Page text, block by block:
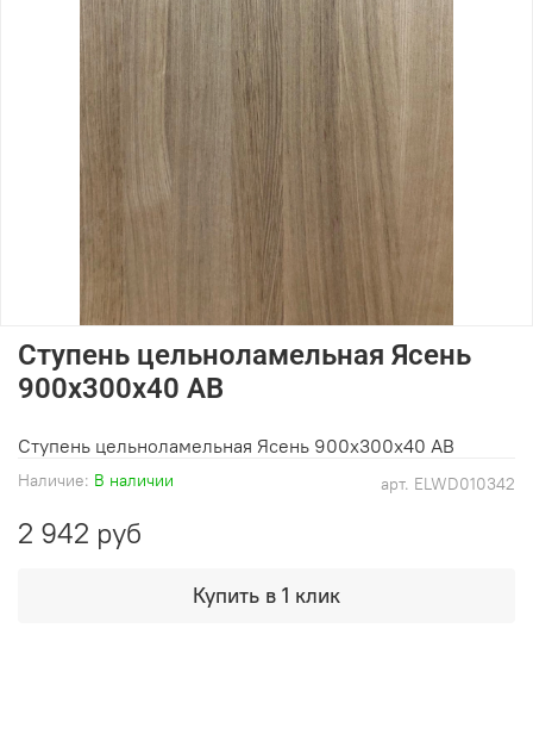
арт. ELWD010342
Наличие: В наличии
Ступень цельноламельная Ясень
900х300х40 АВ
2 942 руб
Купить в 1 клик
Ступень цельноламельная Ясень 900х300х40 АВ